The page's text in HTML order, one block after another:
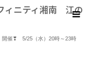
ィニティ湘南 江の
開催❣ 5/25（水）20時～23時